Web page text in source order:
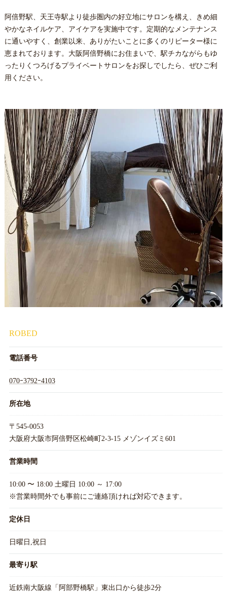
阿倍野駅、天王寺駅より徒歩圏内の好立地にサロンを構え、きめ細
やかなネイルケア、アイケアを実施中です。定期的なメンテナンス
に通いやすく、創業以来、ありがたいことに多くのリピーター様に
恵まれております。大阪阿倍野橋にお住まいで、駅チカながらもゆ
ったりくつろげるプライベートサロンをお探しでしたら、ぜひご利
用ください。
ROBED
電話番号
070ｰ3792ｰ4103
所在地
〒545-0053
大阪府大阪市阿倍野区松崎町2-3-15 メゾンイズミ601
営業時間
10:00 〜 18:00 土曜日 10:00 ～ 17:00
※営業時間外でも事前にご連絡頂ければ対応できます。
定休日
日曜日,祝日
最寄り駅
近鉄南大阪線「阿部野橋駅」東出口から徒歩2分